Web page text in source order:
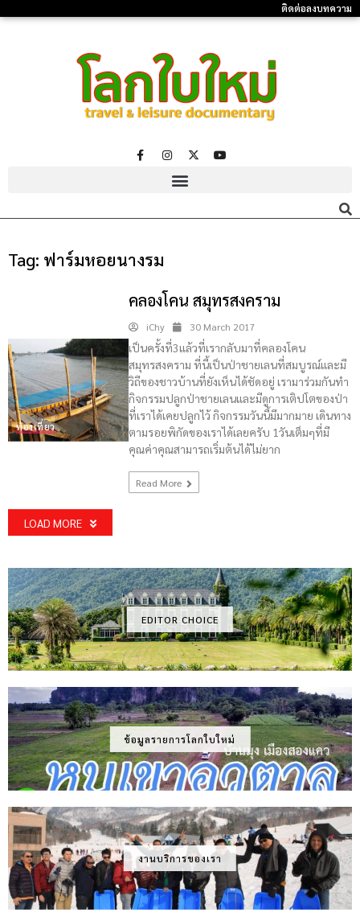
ติดต่อลงบทความ
Tag: ฟาร์มหอยนางรม
ท่องเที่ยว
คลองโคน สมุทรสงคราม
iChy 30 March 2017
เป็นครั้งที่3แล้วที่เรากลับมาที่คลองโคน
สมุทรสงคราม ที่นี้เป็นป่าชายเลนที่สมบูรณ์และมี
วิถีของชาวบ้านที่ยังเห็นได้ชัดอยู่ เรามาร่วมกันทำ
กิจกรรมปลูกป่าชายเลนและมีดูการเติปโตของป่า
ที่เราได้เคยปลูกไว้ กิจกรรมวันนี้มีมากมาย เดินทาง
ตามรอยพิกัดของเราได้เลยครับ 1วันเต็มๆที่มี
คุณค่าคุณสามารถเริ่มต้นได้ไม่ยาก
Read More
LOAD MORE
EDITOR CHOICE
ข้อมูลรายการโลกใบใหม่
งานบริการของเรา